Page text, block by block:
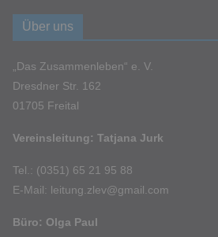
Über uns
„Das Zusammenleben“ e. V.
Dresdner Str. 162
01705 Freital
Vereinsleitung: Tatjana Jurk
Tel.: (0351) 65 21 95 88
E-Mail: leitung.zlev@gmail.com
Büro: Olga Paul